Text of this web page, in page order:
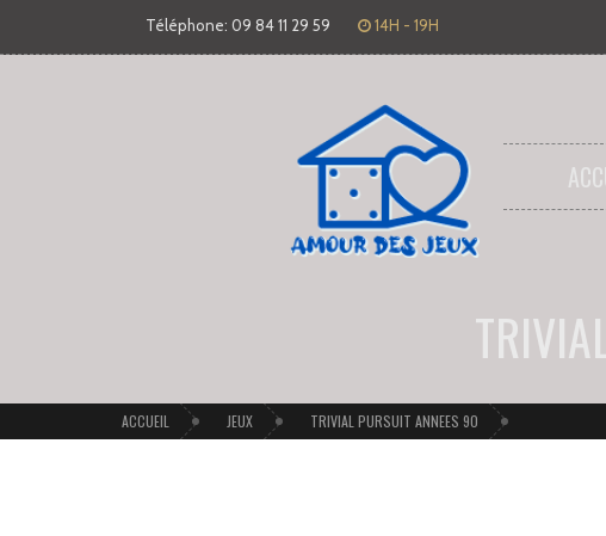
Téléphone: 09 84 11 29 59 14H - 19H
ACCUEIL JEUX TRIVIAL PURSUIT ANNEES 90